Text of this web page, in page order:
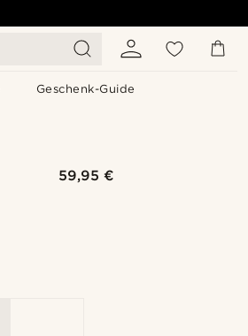
Geschenk-Guide
59,95 €